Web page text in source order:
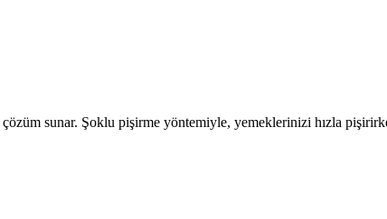
sunar. Şoklu pişirme yöntemiyle, yemeklerinizi hızla